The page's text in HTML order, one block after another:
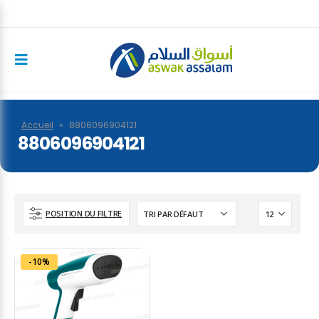
Accueil » 8806096904121
8806096904121
POSITION DU FILTRE
-10%